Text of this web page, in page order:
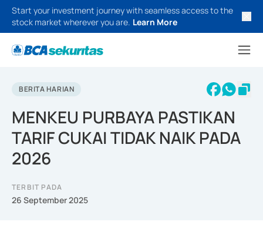
Start your investment journey with seamless access to the
stock market wherever you are. Learn More
BERITA HARIAN
MENKEU PURBAYA PASTIKAN
TARIF CUKAI TIDAK NAIK PADA
2026
TERBIT PADA
26 September 2025